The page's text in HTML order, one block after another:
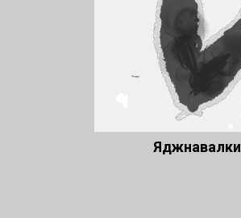
Яджнавалки